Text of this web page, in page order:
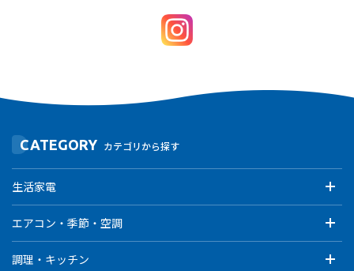
CATEGORY カテゴリから探す
生活家電
エアコン・季節・空調
調理・キッチン